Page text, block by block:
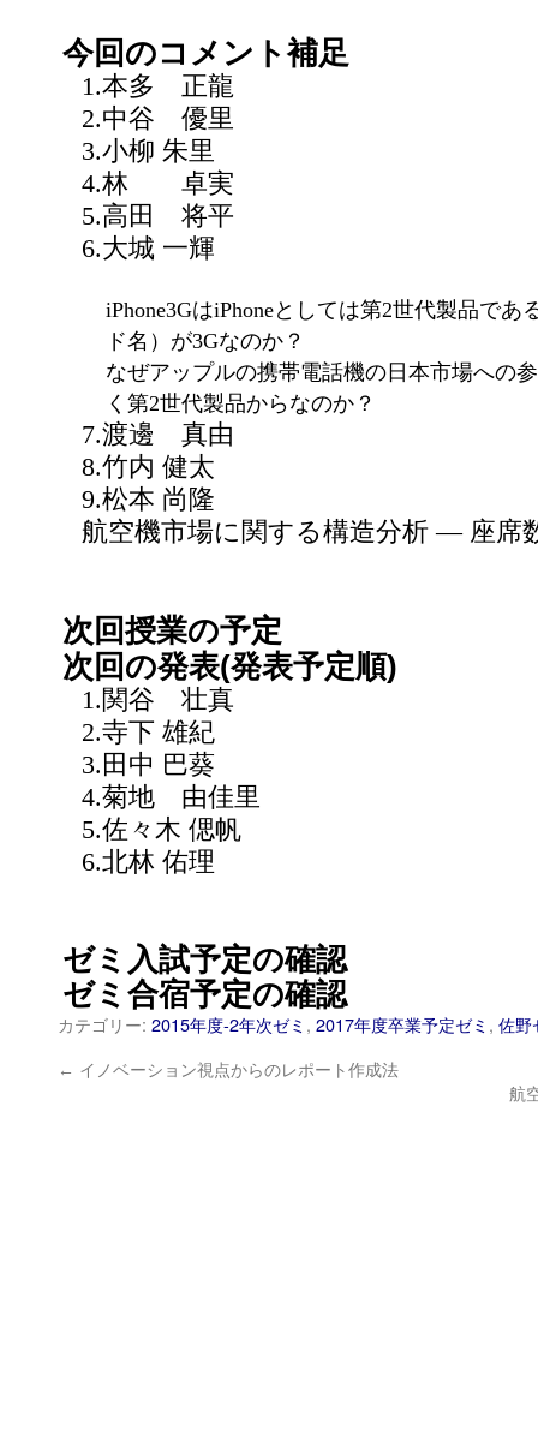
今回のコメント補足
1.本多 正龍
2.中谷 優里
3.小柳 朱里
4.林 卓実
5.高田 将平
6.大城 一輝
iPhone3GはiPhoneとしては第2世代製品で
ド名）が3Gなのか？
なぜアップルの携帯電話機の日本市場への
く第2世代製品からなのか？
7.渡邊 真由
8.竹内 健太
9.松本 尚隆
航空機市場に関する構造分析 — 座席
次回授業の予定
次回の発表(発表予定順)
1.関谷 壮真
2.寺下 雄紀
3.田中 巴葵
4.菊地 由佳里
5.佐々木 偲帆
6.北林 佑理
ゼミ入試予定の確認
ゼミ合宿予定の確認
カテゴリー: 2015年度-2年次ゼミ , 2017年度卒業予定ゼミ , 佐野
← イノベーション視点からのレポート作成法
航